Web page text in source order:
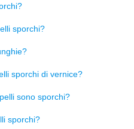
sporchi?
sporchi di vernice?
sono sporchi?
sporchi?